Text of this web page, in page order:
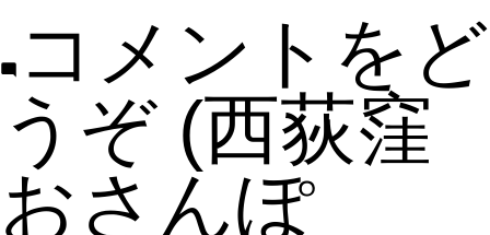
コメントをど
うぞ (西荻窪
おさんぽ